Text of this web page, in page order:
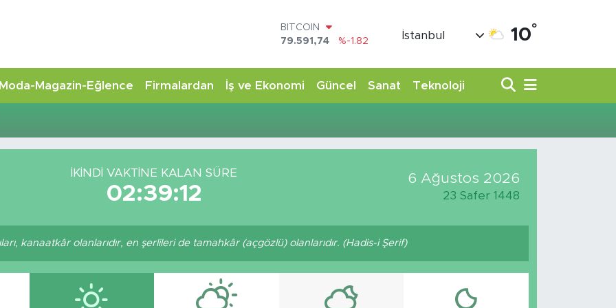
BITCOIN
79.591,74
%-1.82
45,43620
%0.02
EURO
G.ALTIN
6862,09000
%0.19
İstanbul 10°
Moda-Magazin-Eğlence Firmalardan İş ve Ekonomi Güncel Sanat Teknoloji
İKINDI VAKTİNE KALAN SÜRE
02:39:12
6 Ağustos 2026
23 Safer 1448
kanaatkâr olanlarıdır, en şerlileri de tamahkâr (açgözlü) olanlarıdır. (Hadis-i Şerif)